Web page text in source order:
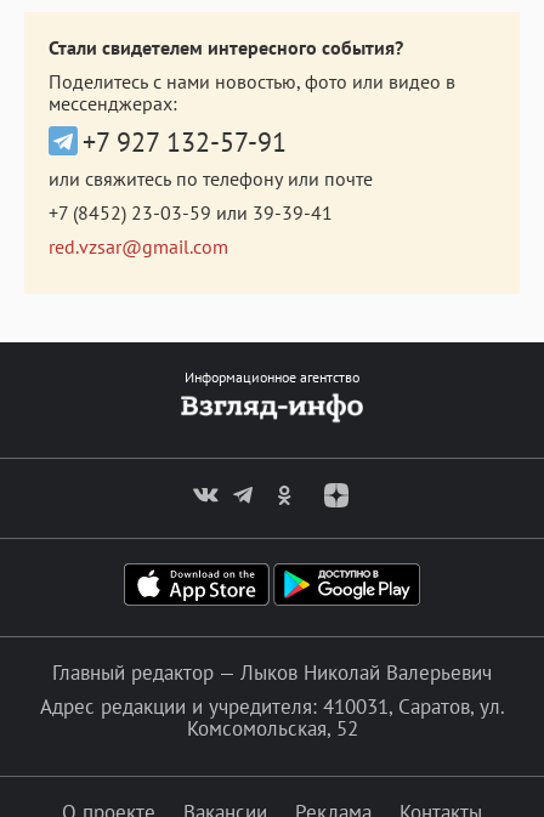
Стали свидетелем интересного события?
Поделитесь с нами новостью, фото или видео в
мессенджерах:
+7 927 132-57-91
или свяжитесь по телефону или почте
+7 (8452) 23-03-59 или 39-39-41
red.vzsar@gmail.com
Информационное агентство
Главный редактор — Лыков Николай Валерьевич
Адрес редакции и учредителя: 410031, Саратов, ул.
Комсомольская, 52